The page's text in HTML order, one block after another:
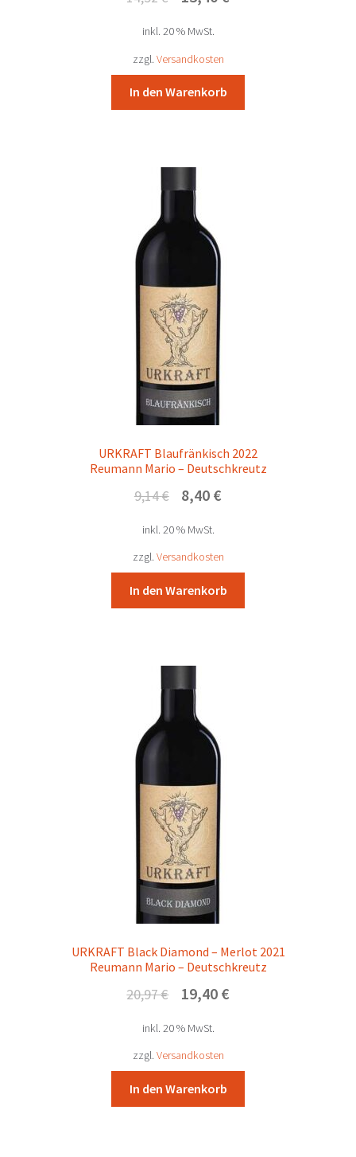
war:
14,52 €
inkl. 20 % MwSt.
zzgl. Versandkosten
In den Warenkorb
URKRAFT Blaufränkisch 2022
Reumann Mario – Deutschkreutz
9,14€ Ursprünglicher
war:
9,14 €
8,40 €
8,40 €.
inkl. 20 % MwSt.
zzgl. Versandkosten
In den Warenkorb
URKRAFT Black Diamond – Merlot 2021
Reumann Mario – Deutschkreutz
20,97€
Ursprünglicher
war:
20,97 €
19,40 €Aktueller
inkl. 20 % MwSt.
zzgl. Versandkosten
In den Warenkorb